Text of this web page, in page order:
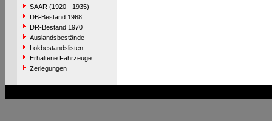
SAAR (1920 - 1935)
DB-Bestand 1968
DR-Bestand 1970
Auslandsbestände
Lokbestandslisten
Erhaltene Fahrzeuge
Zerlegungen